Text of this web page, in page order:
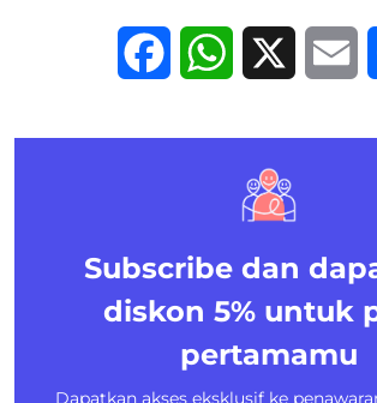
FacebookWhatsApp
Subscribe dan
diskon 5% untuk
pertamamu
Dapatkan akses eksklusif ke